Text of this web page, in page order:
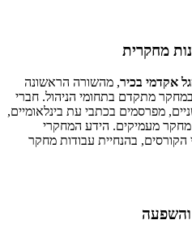
מחקרית
אקדמי בכיר, מהשורה הראשונה
מתקדם בתחומי הניהול. חברי
מפרסמים בכתבי עת בינלאומיים,
מחקר מעמיקים. הידע המחקרי
הקורסים, בהנחיית עבודות מחקר
והשפעה